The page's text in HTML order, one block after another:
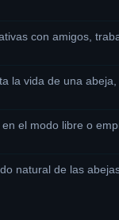
con amigos,
la vida de una
el modo libre o
natural de las